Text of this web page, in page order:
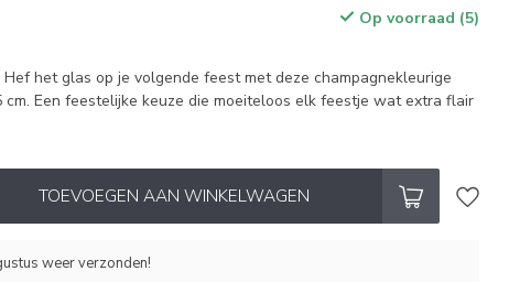
Op voorraad (5)
het glas op je volgende feest met deze champagnekleurige
cm. Een feestelijke keuze die moeiteloos elk feestje wat extra flair
TOEVOEGEN AAN WINKELWAGEN
weer verzonden!